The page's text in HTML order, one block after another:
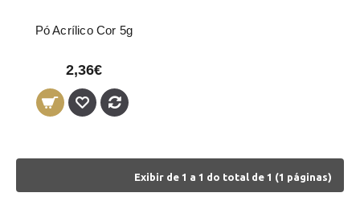
Pó Acrílico Cor 5g
2,36€
Exibir de 1 a 1 do total de 1 (1 páginas)